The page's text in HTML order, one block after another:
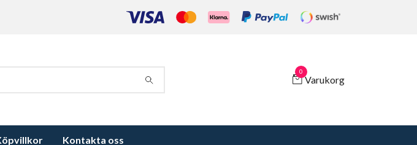
0
Varukorg
Kontakta oss